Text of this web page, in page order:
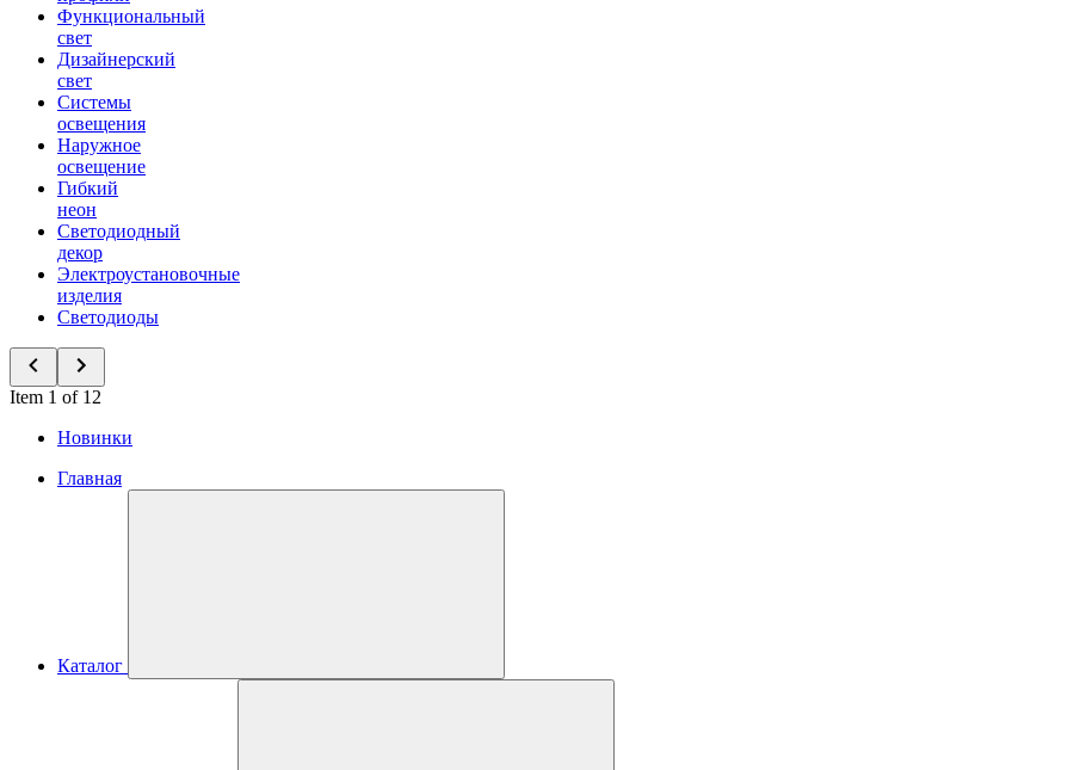
Функциональный
свет
Дизайнерский
свет
Системы
освещения
Наружное
освещение
Гибкий
неон
Светодиодный
декор
Электроустановочные
изделия
Светодиоды
Item 1 of 12
Новинки
Главная
Каталог